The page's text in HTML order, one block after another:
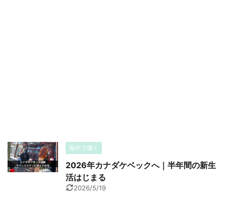
海外で働く
2026年カナダケベックへ｜半年間の新生
活はじまる
2026/5/19